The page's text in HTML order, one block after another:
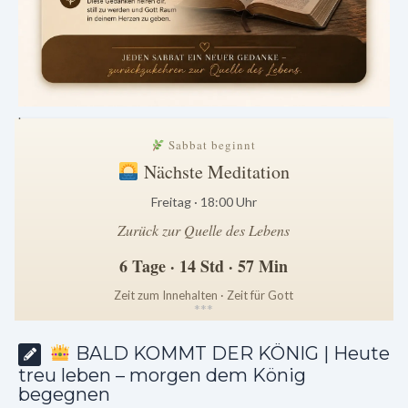
.
Sabbat beginnt
Nächste Meditation
Freitag · 18:00 Uhr
Zurück zur Quelle des Lebens
6 Tage · 14 Std · 57 Min
Zeit zum Innehalten · Zeit für Gott
***
BALD KOMMT DER KÖNIG | Heute
treu leben – morgen dem König
begegnen